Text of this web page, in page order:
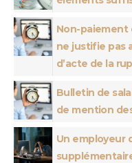
Non-paiement
ne justifie pas
d’acte de la
Bulletin de
de mention
Un employeur